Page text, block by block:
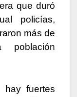
que duró
policías,
más de
hay fuertes